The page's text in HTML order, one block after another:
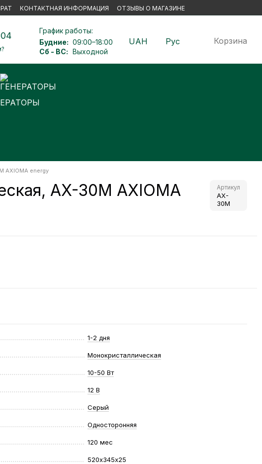
КОНТАКТНАЯ ИНФОРМАЦИЯ
ОТЗЫВЫ О МАГАЗИНЕ
График работы:
Будние: 09:00–18:00
Сб - ВС: Выходной
UAH Рус Корзина
AXIOMA energy
AX-30М AXIOMA
Артикул
AX-
30М
1-2 дня
Монокристаллическая
10-50 Вт
12 В
Серый
Односторонняя
120 мес
520х345х25